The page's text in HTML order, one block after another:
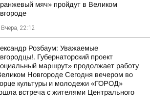
мяч» пройдут в Великом
Вчера, 22:12
Розбаум: Уважаемые
Губернаторский проект
маршрут» продолжает работу
Новгороде Сегодня вечером во
культуры и молодежи «ГОРОД»
встреча с жителями Центрального